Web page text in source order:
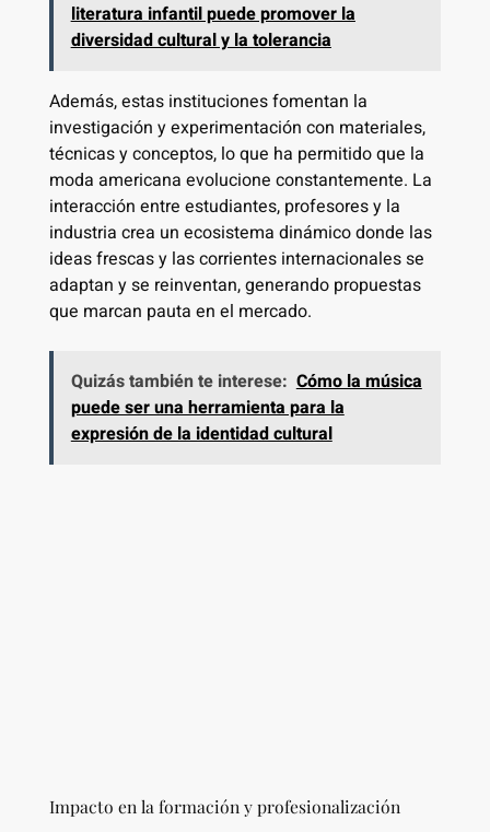
literatura infantil puede promover la
diversidad cultural y la tolerancia
Además, estas instituciones fomentan la
investigación y experimentación con materiales,
técnicas y conceptos, lo que ha permitido que la
moda americana evolucione constantemente. La
interacción entre estudiantes, profesores y la
industria crea un ecosistema dinámico donde las
ideas frescas y las corrientes internacionales se
adaptan y se reinventan, generando propuestas
que marcan pauta en el mercado.
Quizás también te interese: Cómo la música
puede ser una herramienta para la
expresión de la identidad cultural
Impacto en la formación y profesionalización